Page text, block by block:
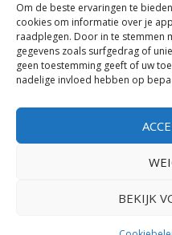
Om de beste ervaringen te
cookies om informatie over je
raadplegen. Door in te stemmen
gegevens zoals surfgedrag of
geen toestemming geeft of uw
nadelige invloed hebben op
BEKIJK
Elegant